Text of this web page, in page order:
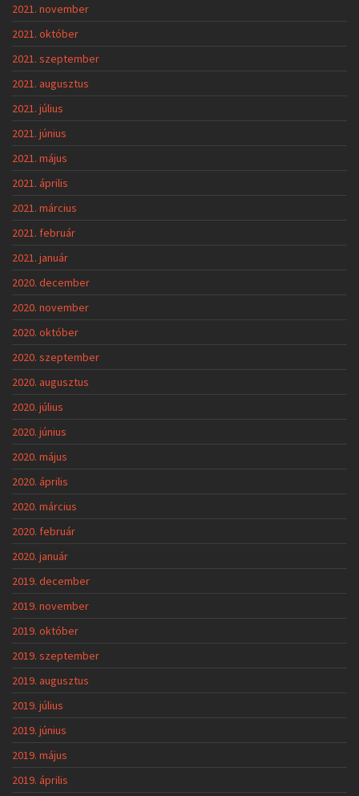
2021. november
2021. október
2021. szeptember
2021. augusztus
2021. július
2021. június
2021. május
2021. április
2021. március
2021. február
2021. január
2020. december
2020. november
2020. október
2020. szeptember
2020. augusztus
2020. július
2020. június
2020. május
2020. április
2020. március
2020. február
2020. január
2019. december
2019. november
2019. október
2019. szeptember
2019. augusztus
2019. július
2019. június
2019. május
2019. április